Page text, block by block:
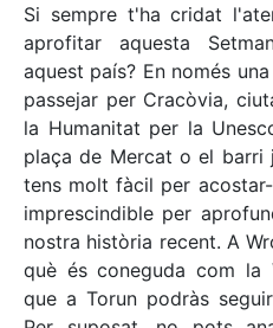
Si sempre t'ha cridat
aprofitar aquesta
aquest país? En només
passejar per Cracòvia,
la Humanitat per la
plaça de Mercat o el barri
tens molt fàcil per
imprescindible per
nostra història recent. A
què és coneguda com la
que a Torun podràs